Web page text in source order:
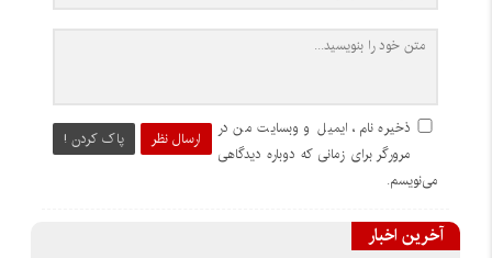
ارسال نظر پاک کردن !
ذخیره نام، ایمیل و وبسایت من در
مرورگر برای زمانی که دوباره دیدگاهی
می‌نویسم.
آخرین اخبار